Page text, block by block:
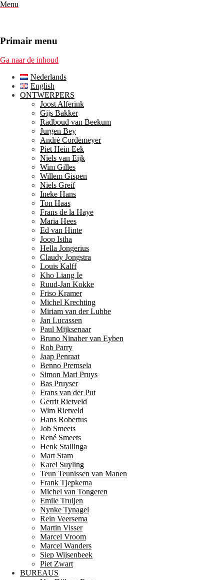
Menu
Primair menu
Ga naar de inhoud
Nederlands
English
ONTWERPERS
Joost Alferink
Gijs Bakker
Radboud van Beekum
Jurgen Bey
André Cordemeyer
Piet Hein Eek
Niels van Eijk
Wim Gilles
Willem Gispen
Niels Greif
Ineke Hans
Ton Haas
Frans de la Haye
Maria Hees
Ed van Hinte
Joop Istha
Hella Jongerius
Claudy Jongstra
Louis Kalff
Kho Liang Ie
Ruud-Jan Kokke
Friso Kramer
Michel Krechting
Miriam van der Lubbe
Jan Lucassen
Paul Mijksenaar
Bruno Ninaber van Eyben
Rob Parry
Jaap Penraat
Benno Premsela
Simon Mari Pruys
Bas Pruyser
Frans van der Put
Gerrit Rietveld
Wim Rietveld
Hans Robertus
Job Smeets
René Smeets
Henk Stallinga
Mart Stam
Karel Suyling
Teun Teunissen van Manen
Frank Tjepkema
Michel van Tongeren
Emile Truijen
Nynke Tynagel
Rein Veersema
Martin Visser
Marcel Vroom
Marcel Wanders
Siep Wijsenbeek
Piet Zwart
BUREAUS